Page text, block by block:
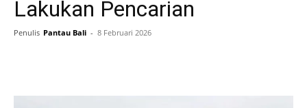
Lakukan Pencarian
Penulis Pantau Bali - 8 Februari 2026